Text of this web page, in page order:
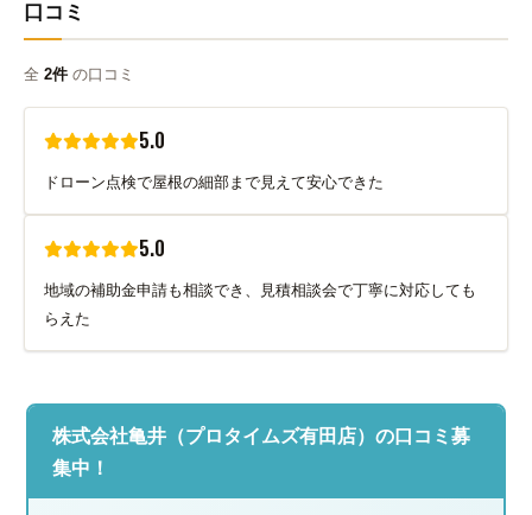
口コミ
全 2件 の口コミ
5.0
ドローン点検で屋根の細部まで見えて安心できた
5.0
地域の補助金申請も相談でき、見積相談会で丁寧に対応しても
らえた
株式会社亀井（プロタイムズ有田店）の口コミ募
集中！